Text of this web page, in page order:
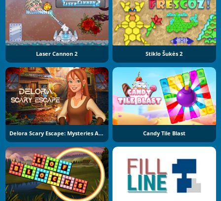
Laser Cannon 2 Stiklo Šukės 2
Delora Scary Escape: Mysteries Adventure Candy Tile Blast